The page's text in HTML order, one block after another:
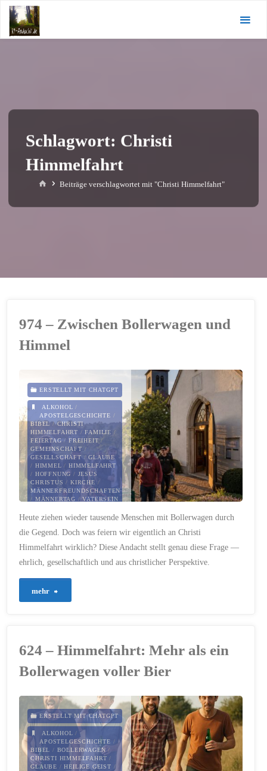
Zum
Inhalt
springen
Schlagwort: Christi
Himmelfahrt
StartBeiträge verschlagwortet mit "Christi Himmelfahrt"
974 – Zwischen Bollerwagen und
Himmel
ERSTELLT MIT CHATGPT
ALKOHOL /
APOSTELGESCHICHTE /
BIBEL/CHRISTI
HIMMELFAHRT /FAMILIE /
FEIERTAG / FREIHEIT /
GEMEINSCHAFT /
GESELLSCHAFT /GLAUBE
/ HIMMEL / HIMMELFAHRT
/ HOFFNUNG / JESUS
CHRISTUS / KIRCHE /
MÄNNERFREUNDSCHAFTEN
/ MÄNNERTAG /VATERSEIN
VERANTWORTUNG /
Heute ziehen wieder tausende Menschen mit Bollerwagen durch
die Gegend. Doch was feiern wir eigentlich an Christi
Himmelfahrt wirklich? Diese Andacht stellt genau diese Frage —
ehrlich, gesellschaftlich und aus christlicher Perspektive.
mehr
Himmel"
624 – Himmelfahrt: Mehr als ein
Bollerwagen voller Bier
ERSTELLT MIT CHATGPT
ALKOHOL /
APOSTELGESCHICHTE /
BIBEL / BOLLERWAGEN /
CHRISTI HIMMELFAHRT /
GLAUBE /HEILIGE GEIST /